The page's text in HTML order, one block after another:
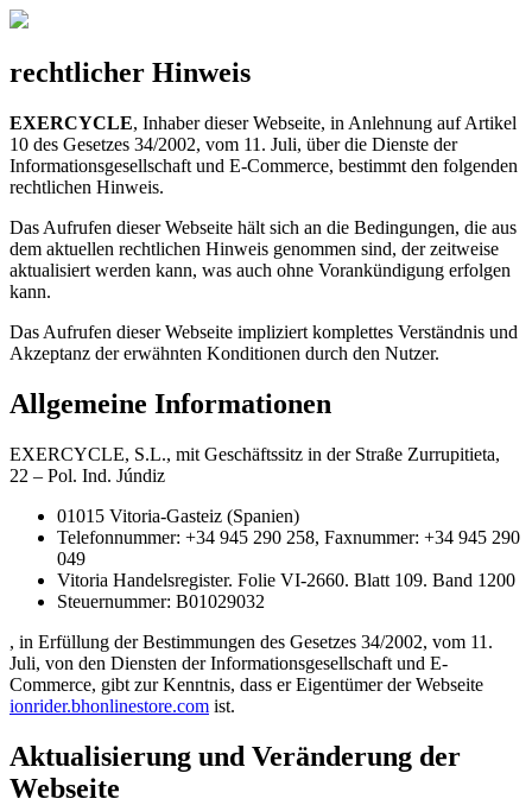
rechtlicher Hinweis
EXERCYCLE, Inhaber dieser Webseite, in Anlehnung auf Artikel
10 des Gesetzes 34/2002, vom 11. Juli, über die Dienste der
Informationsgesellschaft und E-Commerce, bestimmt den folgenden
rechtlichen Hinweis.
Das Aufrufen dieser Webseite hält sich an die Bedingungen, die aus
dem aktuellen rechtlichen Hinweis genommen sind, der zeitweise
aktualisiert werden kann, was auch ohne Vorankündigung erfolgen
kann.
Das Aufrufen dieser Webseite impliziert komplettes Verständnis und
Akzeptanz der erwähnten Konditionen durch den Nutzer.
Allgemeine Informationen
EXERCYCLE, S.L., mit Geschäftssitz in der Straße Zurrupitieta,
22 – Pol. Ind. Júndiz
01015 Vitoria-Gasteiz (Spanien)
Telefonnummer: +34 945 290 258, Faxnummer: +34 945 290
049
Vitoria Handelsregister. Folie VI-2660. Blatt 109. Band 1200
Steuernummer: B01029032
, in Erfüllung der Bestimmungen des Gesetzes 34/2002, vom 11.
Juli, von den Diensten der Informationsgesellschaft und E-
Commerce, gibt zur Kenntnis, dass er Eigentümer der Webseite
ionrider.bhonlinestore.com ist.
Aktualisierung und Veränderung der
Webseite